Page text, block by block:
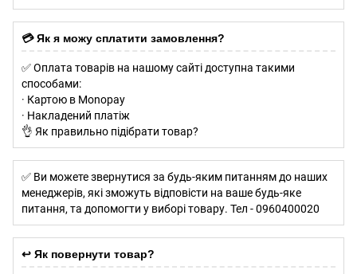
💳 Як я можу сплатити замовлення?
✅ Оплата товарів на нашому сайті доступна такими
способами:
· Картою в Monopay
· Накладений платіж
👌 Як правильно підібрати товар?
✅ Ви можете звернутися за будь-яким питанням до наших
менеджерів, які зможуть відповісти на ваше будь-яке
питання, та допомогти у виборі товару. Тел - 0960400020
↩️ Як повернути товар?